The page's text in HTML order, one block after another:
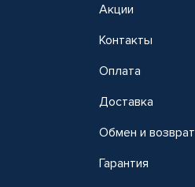
Акции
Контакты
Оплата
Доставка
Обмен и возврат
Гарантия